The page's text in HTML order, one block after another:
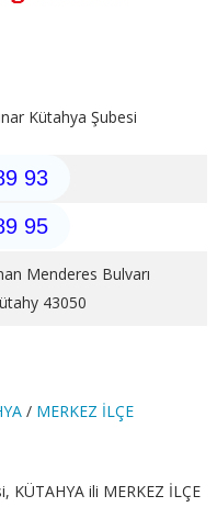
Kütahya Şubesi
93
95
Menderes Bulvarı
43050
/ MERKEZ İLÇE
KÜTAHYA ili MERKEZ İLÇE